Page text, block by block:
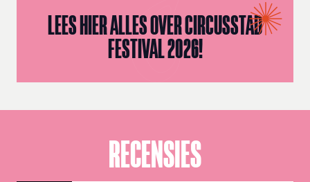
LEES HIER ALLES OVER CIRCUSSTAD
FESTIVAL 2026!
RECENSIES